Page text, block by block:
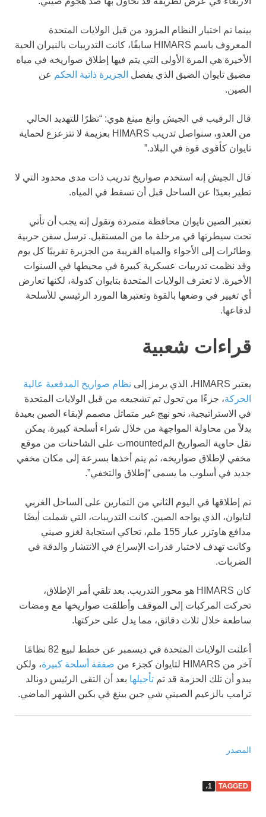
بينما تم اختبار النظام المزود من قبل الولايات المتحدة
المعروف باسم HIMARS سابقًا، كانت التدريبات بالنيران الحية
الأخيرة هي المرة الأولى التي يتم فيها إطلاق صواريخه في مياه
مضيق تايوان الضيق الذي يفصل الجزيرة ذاتية الحكم عن
الصين.
قال الرقيب في الجيش وانغ مينغ هوي: “نظرًا للتهديد الحالي
من العدو، سنواصل تدريب HIMARS بعزيمة لا تتزعزع لحماية
تايوان كأقوى قوة في البلاد.”
قال الجيش إنه استخدم صواريخ تدريب ذات مدى محدود التي لا
تطير بعيدًا عن الساحل قبل أن تسقط في المياه.
تعتبر الصين تايوان محافظة متمردة وتقول إنه يجب أن تأتي
تحت سيطرتها في مرحلة ما من المستقبل. ترسل سفن حربية
وطائرات إلى الأجواء والمياه القريبة من الجزيرة تقريبًا كل يوم
وقد نظمت تدريبات عسكرية كبيرة في محيطها في السنوات
الأخيرة. لا تعترف الولايات المتحدة بتايوان كدولة، لكنها تعارض
أي تغيير في وضعها بالقوة وتعتبرها المورد الرئيسي للأسلحة
لدفاعها.
قراءات شعبية
يعتبر HIMARS، الذي يرمز إلى
نظام صواريخ المدفعية عالية
الحركة، جزءًا من تحول تم تشجيعه من قبل الولايات المتحدة
في الاستراتيجية، نحو نهج غير متماثل مصمم لإبقاء الصين بعيدة
بدلاً من محاولة المواجهة من خلال شراء أسلحة كبيرة. يمكن
نقل حاوية الصواريخ المmountedت على الشاحنات من موقع
مخفي لإطلاق صواريخه، ثم يتم أخذها بسرعة إلى مكان مخفي
جديد في أسلوب ما يسمى “إطلاق والتخفي”.
تم إطلاقها في اليوم الثاني من التمارين على الساحل الغربي
لتايوان، الذي يواجه الصين. كانت التدريبات، التي شملت أيضًا
مدافع هاوتزر عيار 155 ملم، تحاكي استجابة لغزو صيني
وكانت تهدف لاختبار قدرات الإسراع في الانتشار والدقة في
الضربات.
كان HIMARS هو محور التدريب. بعد تلقي أمر الإطلاق،
تحركت المركبات إلى الموقف وأطلقت صواريخها مع ومضات
ساطعة خلال ثلاث دقائق، مما يدل على حركتها.
أعلنت الولايات المتحدة في ديسمبر عن خطط لبيع 82 نظامًا
آخر من HIMARS لتايوان كجزء من
صفقة أسلحة كبيرة، ولكن
يبدو أن تلك الحزمة قد تم تأجيلها بعد أن التقى الرئيس دونالد
ترامب بالزعيم الصيني شي جين بينغ في بكين الشهر الماضي.
المصدر
TAGGED 1،